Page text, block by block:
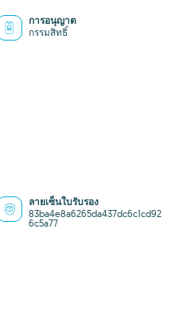
การอนุญาต
กรรมสิทธิ์
ลายเซ็นใบรับรอง
83ba4e8a6265da437dc6c1cd92
6c5a77